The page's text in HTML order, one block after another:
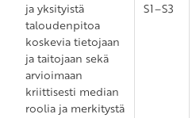
ja yksityistä
taloudenpitoa
koskevia tietojaan
ja taitojaan sekä
arvioimaan
kriittisesti median
roolia ja merkitystä
S1–S3